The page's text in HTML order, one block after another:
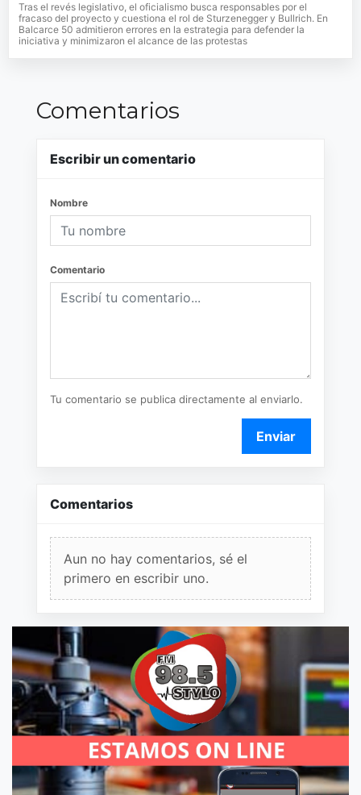
Tras el revés legislativo, el oficialismo busca responsables por el
fracaso del proyecto y cuestiona el rol de Sturzenegger y Bullrich. En
Balcarce 50 admitieron errores en la estrategia para defender la
iniciativa y minimizaron el alcance de las protestas
Comentarios
Escribir un comentario
Nombre
Comentario
Tu comentario se publica directamente al enviarlo.
Enviar
Comentarios
Aun no hay comentarios, sé el
primero en escribir uno.